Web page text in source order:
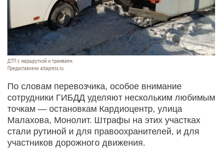
ДТП с маршруткой и трамваем.
Предоставлено altapress.ru.
По словам перевозчика, особое внимание
сотрудники ГИБДД уделяют нескольким любимым
точкам — остановкам Кардиоцентр, улица
Малахова, Монолит. Штрафы на этих участках
стали рутиной и для правоохранителей, и для
участников дорожного движения.